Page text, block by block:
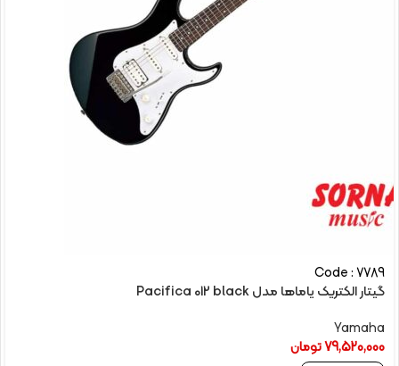
Code : 7789
گیتار الکتریک یاماها مدل Pacifica 012 black
Yamaha
79,520,000تومان